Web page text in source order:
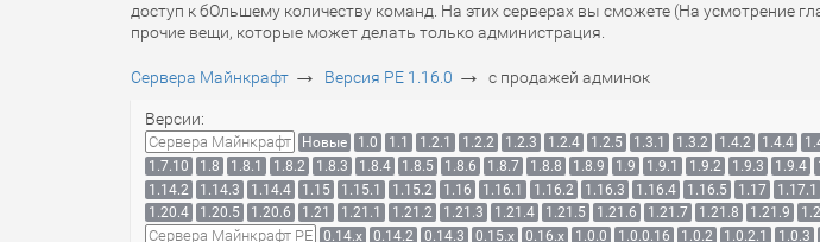
доступ к бОльшему количеству команд. На этих серверах вы сможете (На усмотрение
прочие вещи, которые может делать только администрация.
Сервера Майнкрафт → Версия PE 1.16.0 → с продажей админок
Версии:
Сервера Майнкрафт Новые 1.0 1.1 1.2.1 1.2.2 1.2.3 1.2.4 1.2.5 1.3.1 1.3.2 1.4.2 1.4.4
1.7.10
1.8 1.8.1 1.8.2 1.8.3 1.8.4 1.8.5 1.8.6 1.8.7 1.8.8 1.8.9 1.9 1.9.1 1.9.2 1.9.3 1.9.4
1.14.2
1.14.3 1.14.4 1.15 1.15.1 1.15.2 1.16 1.16.1 1.16.2 1.16.3 1.16.4 1.16.5 1.17 1.17.1
1.20.4
1.20.5 1.20.6 1.21 1.21.1 1.21.2 1.21.3 1.21.4 1.21.5 1.21.6 1.21.7 1.21.8 1.21.9
Сервера Майнкрафт PE 0.14.x 0.14.2 0.14.3 0.15.x 0.16.x 1.0.0 1.0.0.16 1.0.2 1.0.2.1 1.0.3